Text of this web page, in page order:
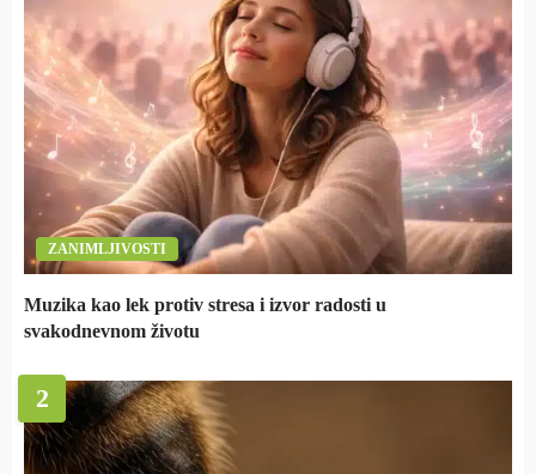
ZANIMLJIVOSTI
Muzika kao lek protiv stresa i izvor radosti u
svakodnevnom životu
2